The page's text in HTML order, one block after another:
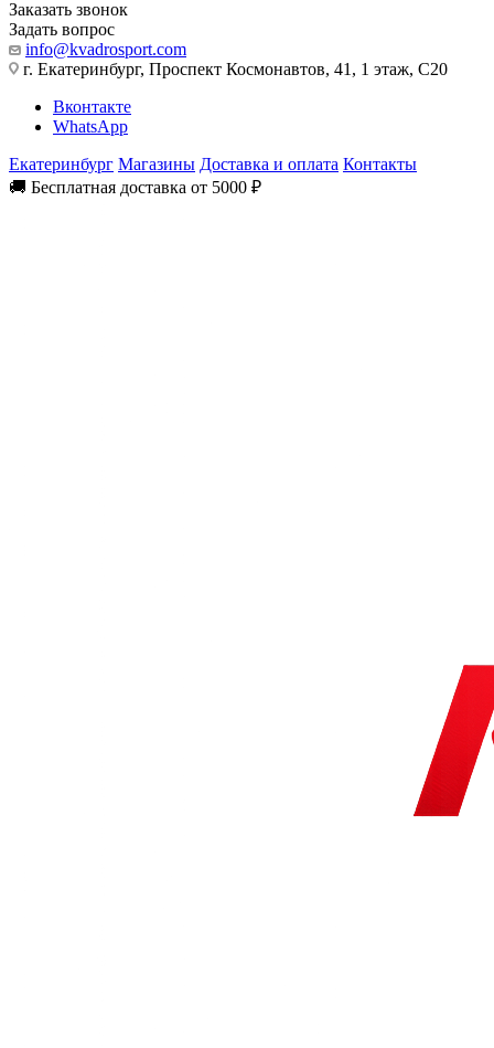
Заказать звонок
Задать вопрос
info@kvadrosport.com
г. Екатеринбург, Проспект Космонавтов, 41, 1 этаж, С20
Вконтакте
WhatsApp
Екатеринбург Магазины Доставка и оплата Контакты
🚚 Бесплатная доставка от 5000 ₽